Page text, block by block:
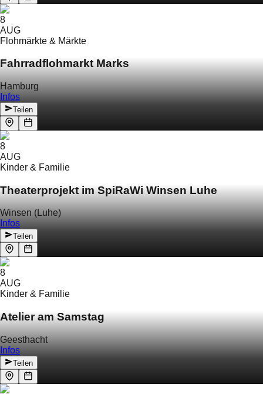
8
AUG
Flohmärkte & Märkte
Fahrradflohmarkt Marks
Hamburg
Infos
Teilen
8
AUG
Kinder & Familie
Theaterprojekt im SpiRaWi Winsen Luhe
Winsen (Luhe)
Infos
Teilen
8
AUG
Kinder & Familie
Atelier am Samstag
Geesthacht
Infos
Teilen